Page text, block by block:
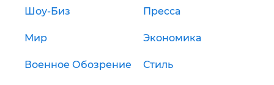
Шоу-Биз Пресса
Мир Экономика
Военное Обозрение Стиль